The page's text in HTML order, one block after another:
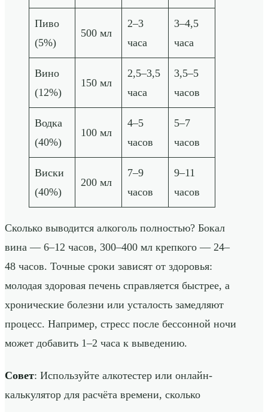
Пиво
(5%)
500 мл
2–3
часа
3–4,5
часа
Вино
(12%)
150 мл
2,5–3,5
часа
3,5–5
часов
Водка
(40%)
100 мл
4–5
часов
5–7
часов
Виски
(40%)
200 мл
7–9
часов
9–11
часов
Сколько выводится алкоголь полностью? Бокал
вина — 6–12 часов, 300–400 мл крепкого — 24–
48 часов. Точные сроки зависят от здоровья:
молодая здоровая печень справляется быстрее, а
хронические болезни или усталость замедляют
процесс. Например, стресс после бессонной ночи
может добавить 1–2 часа к выведению.
Совет: Используйте алкотестер или онлайн-
калькулятор для расчёта времени, сколько